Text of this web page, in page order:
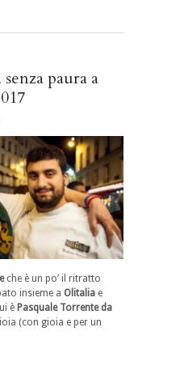
paura a
che è un po’ il ritratto
insieme a Olitalia e
è Pasquale Torrente da
(con gioia e per un